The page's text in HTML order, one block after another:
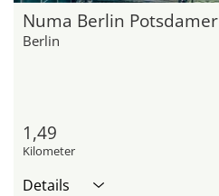
Numa Berlin
Berlin
1,49
Kilometer
Details